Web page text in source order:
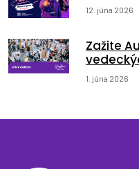
12. júna 2026
Zažite
1. júna 2026